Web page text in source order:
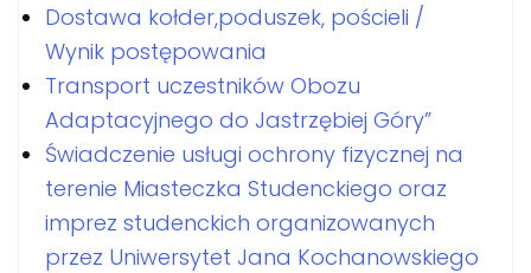
Dostawa kołder,poduszek, pościeli /
Wynik postępowania
Transport uczestników Obozu
Adaptacyjnego do Jastrzębiej Góry”
Świadczenie usługi ochrony fizycznej na
terenie Miasteczka Studenckiego oraz
imprez studenckich organizowanych
przez Uniwersytet Jana Kochanowskiego